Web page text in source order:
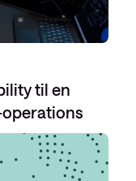
til en